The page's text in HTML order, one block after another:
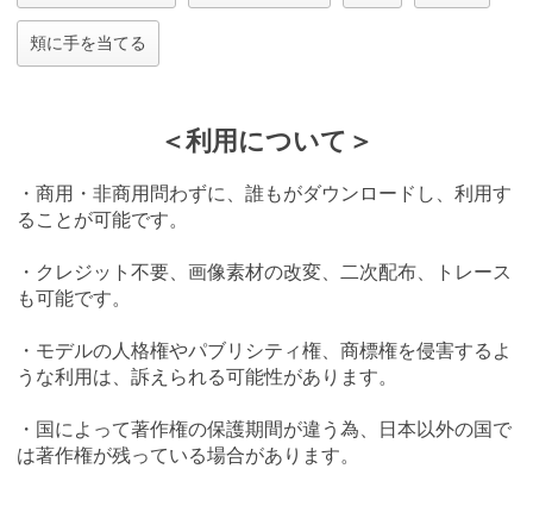
頬に手を当てる
＜利用について＞
・商用・非商用問わずに、誰もがダウンロードし、利用す
ることが可能です。
・クレジット不要、画像素材の改変、二次配布、トレース
も可能です。
・モデルの人格権やパブリシティ権、商標権を侵害するよ
うな利用は、訴えられる可能性があります。
・国によって著作権の保護期間が違う為、日本以外の国で
は著作権が残っている場合があります。